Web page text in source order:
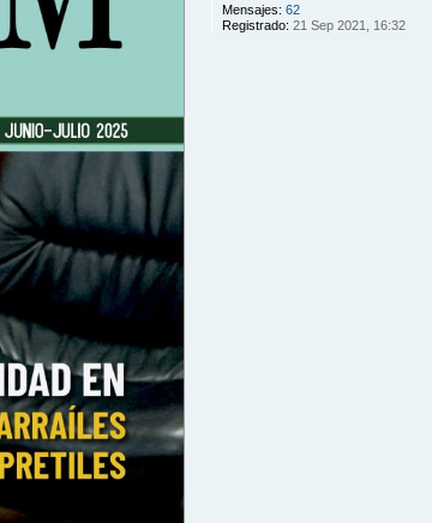
Mensajes: 62
Registrado: 21 Sep 2021, 16:32